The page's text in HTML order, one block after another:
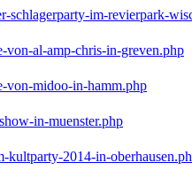
schlagerparty-im-revierpark-
von-al-amp-chris-in-greven.php
von-midoo-in-hamm.php
in-muenster.php
kultparty-2014-in-